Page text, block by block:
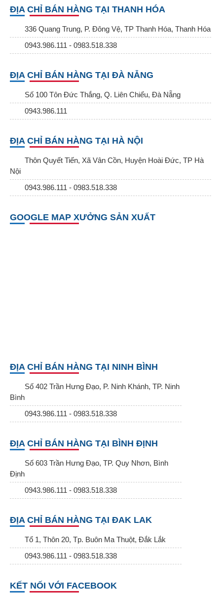
ĐỊA CHỈ BÁN HÀNG TẠI THANH HÓA
336 Quang Trung, P. Đông Vệ, TP Thanh Hóa, Thanh Hóa
0943.986.111 - 0983.518.338
ĐỊA CHỈ BÁN HÀNG TẠI ĐÀ NẴNG
Số 100 Tôn Đức Thắng, Q. Liên Chiểu, Đà Nẵng
0943.986.111
ĐỊA CHỈ BÁN HÀNG TẠI HÀ NỘI
Thôn Quyết Tiến, Xã Vân Cồn, Huyện Hoài Đức, TP Hà
Nội
0943.986.111 - 0983.518.338
GOOGLE MAP XƯỞNG SẢN XUẤT
ĐỊA CHỈ BÁN HÀNG TẠI NINH BÌNH
Số 402 Trần Hưng Đạo, P. Ninh Khánh, TP. Ninh
Bình
0943.986.111 - 0983.518.338
ĐỊA CHỈ BÁN HÀNG TẠI BÌNH ĐỊNH
Số 603 Trần Hưng Đạo, TP. Quy Nhơn, Bình
Định
0943.986.111 - 0983.518.338
ĐỊA CHỈ BÁN HÀNG TẠI ĐAK LAK
Tổ 1, Thôn 20, Tp. Buôn Ma Thuột, Đắk Lắk
0943.986.111 - 0983.518.338
KẾT NỐI VỚI FACEBOOK